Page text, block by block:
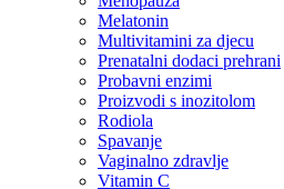
Melatonin
Multivitamini za djecu
Prenatalni dodaci prehrani
Probavni enzimi
Proizvodi s inozitolom
Rodiola
Spavanje
Vaginalno zdravlje
Vitamin C